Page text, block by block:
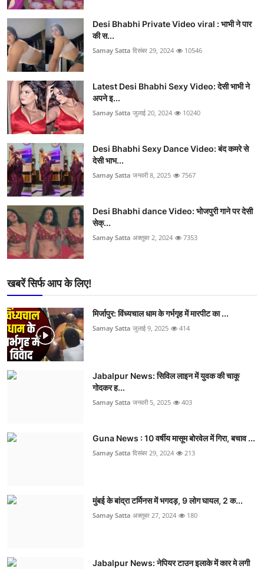
Desi Bhabhi Private Video viral : भाभी ने पार
की स...
Samay Satta दिसंबर 29, 2024 10546
Latest Desi Bhabhi Sexy Video: देसी भाभी ने
अपने इ...
Samay Satta जुलाई 20, 2024 10240
Desi Bhabhi Sexy Dance Video: बंद कमरे से
देसी भाभ...
Samay Satta जनवरी 8, 2025 7567
Desi Bhabhi dance Video: भोजपुरी गाने पर देसी
सेक्...
Samay Satta अक्तूबर 2, 2024 7353
खबरें सिर्फ आप के लिए!
मिर्जापुर: विंध्यचाल धाम के गर्भगृह में मारपीट का ...
Samay Satta जुलाई 9, 2025 414
Jabalpur News: सिविल लाइन में युवक की चाकू
गोदकर ह...
Samay Satta जनवरी 5, 2025 403
Guna News : 10 वर्षीय मासूम बोरवेल में गिरा, बचाव ...
Samay Satta दिसंबर 29, 2024 213
मुंबई के बांद्रा टर्मिनस में भगदड़, 9 लोग घायल, 2 क...
Samay Satta अक्तूबर 27, 2024 180
Jabalpur News: नेपियर टाउन इलाके में कार मे लगी